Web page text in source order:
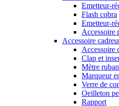
Emetteur-
Flash cobra
Emetteur-
Accessoire
Accessoire
Accessoire
Clap et
Mètre
Marqueur
Verre de
Oeilleton
Rapport